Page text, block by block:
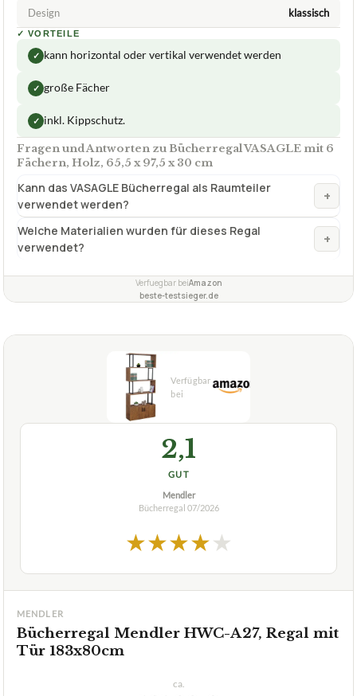
Design klassisch
✓ VORTEILE
✓ kann horizontal oder vertikal verwendet werden
✓ große Fächer
✓ inkl. Kippschutz.
Fragen und Antworten zu Bücherregal VASAGLE mit 6
Fächern, Holz, 65,5 x 97,5 x 30 cm
Kann das VASAGLE Bücherregal als Raumteiler
verwendet werden?
+
Welche Materialien wurden für dieses Regal
verwendet?
+
Verfuegbar beiAmazon
beste-testsieger.de
2,1
GUT
Mendler
Bücherregal 07/2026
★★★★★
MENDLER
Bücherregal Mendler HWC-A27, Regal mit
Tür 183x80cm
ca.